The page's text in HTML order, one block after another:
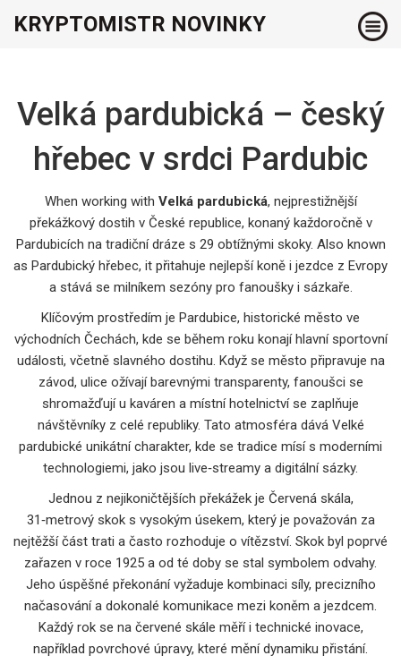
KRYPTOMISTR NOVINKY
Velká pardubická – český
hřebec v srdci Pardubic
When working with Velká pardubická, nejprestižnější
překážkový dostih v České republice, konaný každoročně v
Pardubicích na tradiční dráze s 29 obtížnými skoky. Also known
as Pardubický hřebec, it přitahuje nejlepší koně i jezdce z Evropy
a stává se milníkem sezóny pro fanoušky i sázkaře.
Klíčovým prostředím je Pardubice, historické město ve
východních Čechách, kde se během roku konají hlavní sportovní
události, včetně slavného dostihu. Když se město připravuje na
závod, ulice ožívají barevnými transparenty, fanoušci se
shromažďují u kaváren a místní hotelnictví se zaplňuje
návštěvníky z celé republiky. Tato atmosféra dává Velké
pardubické unikátní charakter, kde se tradice mísí s moderními
technologiemi, jako jsou live‑streamy a digitální sázky.
Jednou z nejikoničtějších překážek je Červená skála,
31‑metrový skok s vysokým úsekem, který je považován za
nejtěžší část trati a často rozhoduje o vítězství. Skok byl poprvé
zařazen v roce 1925 a od té doby se stal symbolem odvahy.
Jeho úspěšné překonání vyžaduje kombinaci síly, precizního
načasování a dokonalé komunikace mezi koněm a jezdcem.
Každý rok se na červené skále měří i technické inovace,
například povrchové úpravy, které mění dynamiku přistání.